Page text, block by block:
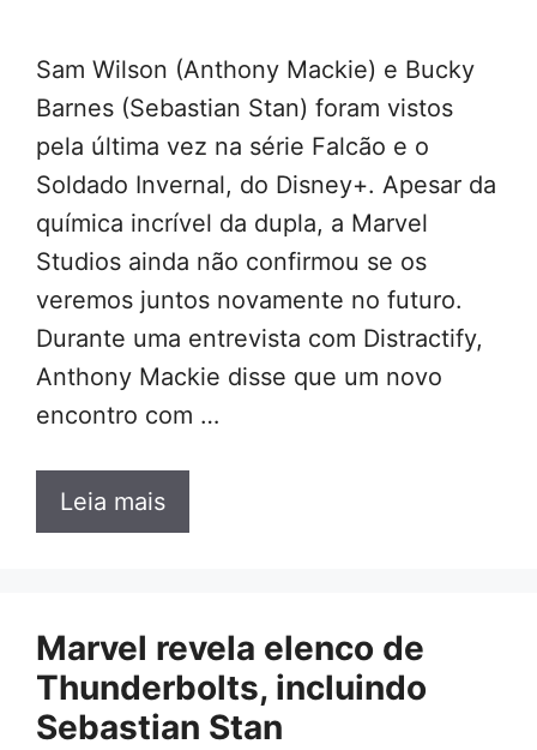
Sam Wilson (Anthony Mackie) e Bucky
Barnes (Sebastian Stan) foram vistos
pela última vez na série Falcão e o
Soldado Invernal, do Disney+. Apesar da
química incrível da dupla, a Marvel
Studios ainda não confirmou se os
veremos juntos novamente no futuro.
Durante uma entrevista com Distractify,
Anthony Mackie disse que um novo
encontro com …
Leia mais
Marvel revela elenco de
Thunderbolts, incluindo
Sebastian Stan